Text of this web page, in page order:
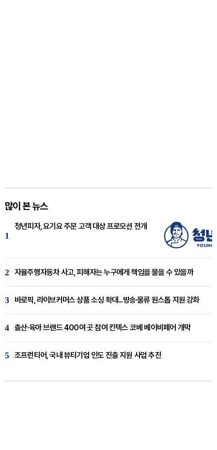
많이 본 뉴스
1
청년피자, 요기요 주문 고객 대상 프로모션 전개
2 자율주행자동차 사고, 피해자는 누구에게 책임을 물을 수 있을까
3 바로픽, 라이브커머스 상품 소싱 확대...방송·물류 원스톱 지원 강화
4 출산·육아 브랜드 400여 곳 참여 킨텍스 코베 베이비페어 개막
5 조프런티어, 국내 뷰티기업 인도 진출 지원 사업 추진